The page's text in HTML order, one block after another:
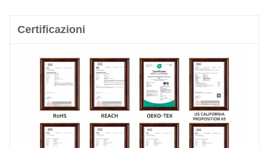
Certificazioni